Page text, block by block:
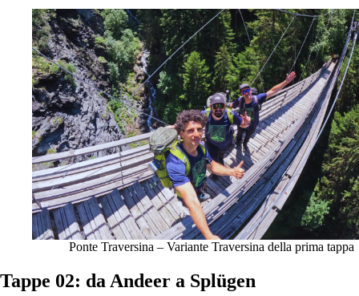
Ponte Traversina – Variante Traversina della prima tappa
Tappe 02: da Andeer a Splügen